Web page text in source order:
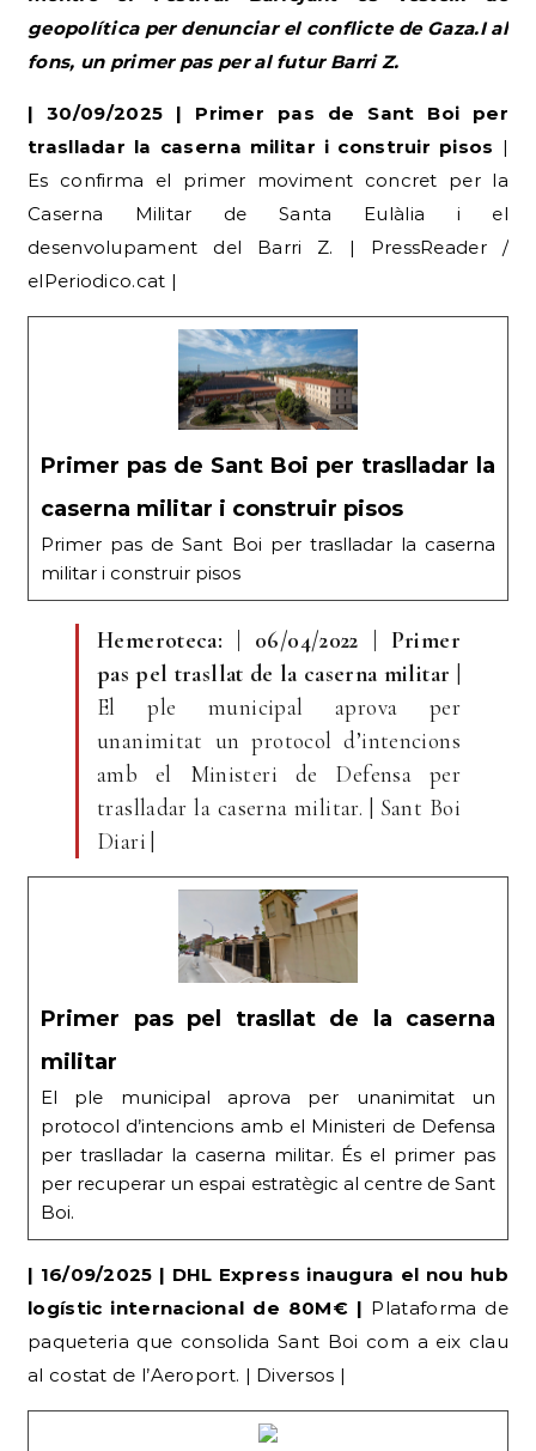
geopolítica per denunciar el conflicte de Gaza.I al
fons, un primer pas per al futur Barri Z.
| 30/09/2025 | Primer pas de Sant Boi per
traslladar la caserna militar i construir pisos |
Es confirma el primer moviment concret per la
Caserna Militar de Santa Eulàlia i el
desenvolupament del Barri Z. | PressReader /
elPeriodico.cat |
Primer pas de Sant Boi per traslladar la
caserna militar i construir pisos
Primer pas de Sant Boi per traslladar la caserna
militar i construir pisos
Hemeroteca: | 06/04/2022 | Primer
pas pel trasllat de la caserna militar
El ple municipal aprova per
unanimitat un protocol d’intencions
amb el Ministeri de Defensa per
traslladar la caserna militar. | Sant Boi
Diari |
Primer pas pel trasllat de la caserna
militar
El ple municipal aprova per unanimitat un
protocol d’intencions amb el Ministeri de Defensa
per traslladar la caserna militar. És el primer pas
per recuperar un espai estratègic al centre de Sant
Boi.
| 16/09/2025 | DHL Express inaugura el nou hub
logístic internacional de 80M€ | Plataforma de
paqueteria que consolida Sant Boi com a eix clau
al costat de l’Aeroport. | Diversos |